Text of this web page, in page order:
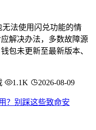
法使用闪兑功能的情
解决办法，多数故障源
包未更新至最新版本、
1.1K 2026-08-09